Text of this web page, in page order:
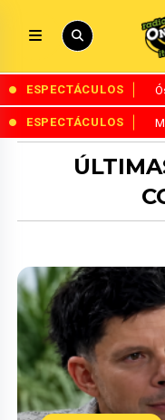
ESPECTÁCULOS
ESPECTÁCULOS